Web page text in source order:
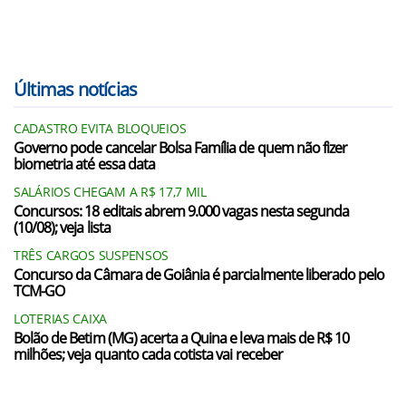
Últimas notícias
CADASTRO EVITA BLOQUEIOS
Governo pode cancelar Bolsa Família de quem não fizer
biometria até essa data
SALÁRIOS CHEGAM A R$ 17,7 MIL
Concursos: 18 editais abrem 9.000 vagas nesta segunda
(10/08); veja lista
TRÊS CARGOS SUSPENSOS
Concurso da Câmara de Goiânia é parcialmente liberado pelo
TCM-GO
LOTERIAS CAIXA
Bolão de Betim (MG) acerta a Quina e leva mais de R$ 10
milhões; veja quanto cada cotista vai receber